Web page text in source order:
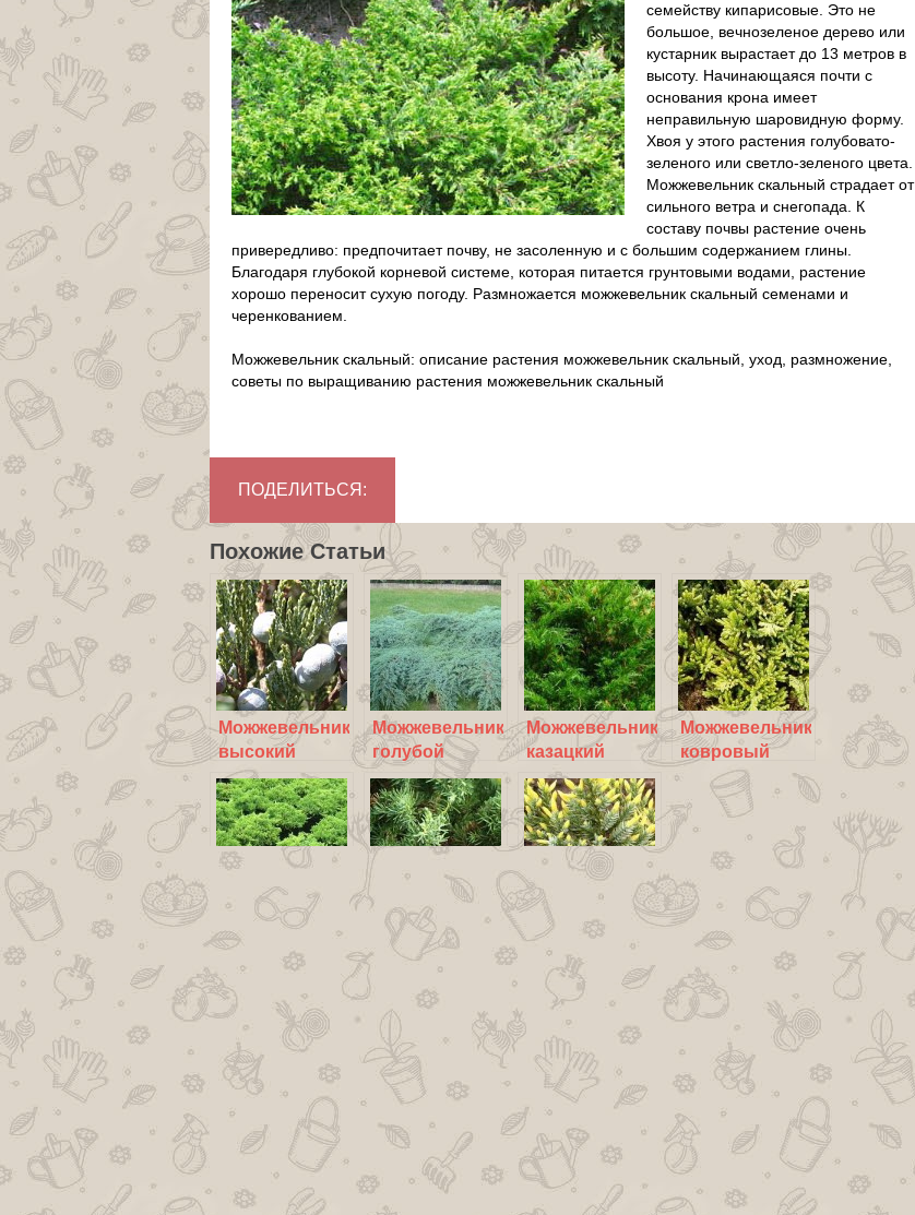
семейству кипарисовые. Это не
большое, вечнозеленое дерево или
кустарник вырастает до 13 метров в
высоту. Начинающаяся почти с
основания крона имеет
неправильную шаровидную форму.
Хвоя у этого растения голубовато-
зеленого или светло-зеленого цвета.
Можжевельник скальный страдает от
сильного ветра и снегопада. К
составу почвы растение очень
привередливо: предпочитает почву, не засоленную и с большим содержанием глины.
Благодаря глубокой корневой системе, которая питается грунтовыми водами, растение
хорошо переносит сухую погоду. Размножается можжевельник скальный семенами и
черенкованием.
Можжевельник скальный: описание растения можжевельник скальный, уход, размножение,
советы по выращиванию растения можжевельник скальный
ПОДЕЛИТЬСЯ:
Похожие Статьи
Можжевельник
высокий
Можжевельник
голубой
кустарниковый
Можжевельник
казацкий
Можжевельник
ковровый
горизонтальный
Можжевельник
лежачий
Можжевельник
твердый
Можжевельник
Холгер